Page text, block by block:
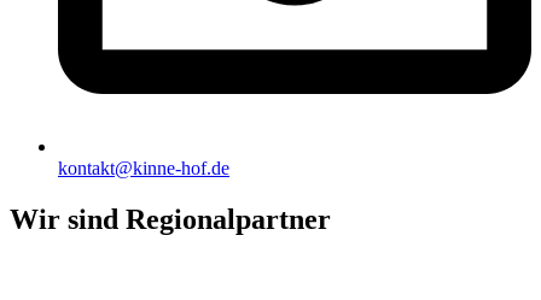
kontakt@kinne-hof.de
Wir sind Regionalpartner